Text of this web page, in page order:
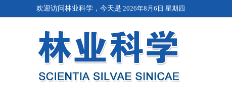
欢迎访问林业科学，今天是 2026年8月6日 星期四